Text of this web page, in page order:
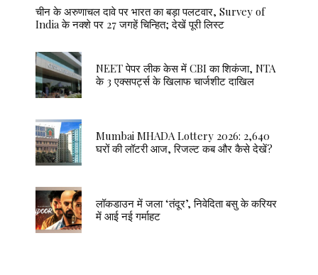
चीन के अरुणाचल दावे पर भारत का बड़ा पलटवार, Survey of
India के नक्शे पर 27 जगहें चिन्हित; देखें पूरी लिस्ट
NEET पेपर लीक केस में CBI का शिकंजा, NTA
के 3 एक्सपर्ट्स के खिलाफ चार्जशीट दाखिल
Mumbai MHADA Lottery 2026: 2,640
घरों की लॉटरी आज, रिजल्ट कब और कैसे देखें?
लॉकडाउन में जला ‘तंदूर’, निवेदिता बसु के करियर
में आई नई गर्माहट